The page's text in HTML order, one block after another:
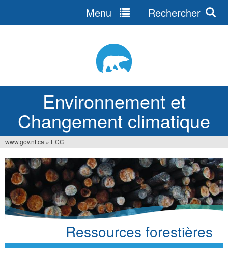
Environnement et
Changement climatique
Menu Rechercher
Vous
êtes
ici
www.gov.nt.ca » ECC
Ressources forestières